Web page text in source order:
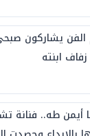
الفن يشاركون
ابنته
أيمن طه.. فنانة